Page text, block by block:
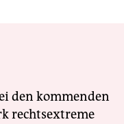
den kommenden
rechtsextreme